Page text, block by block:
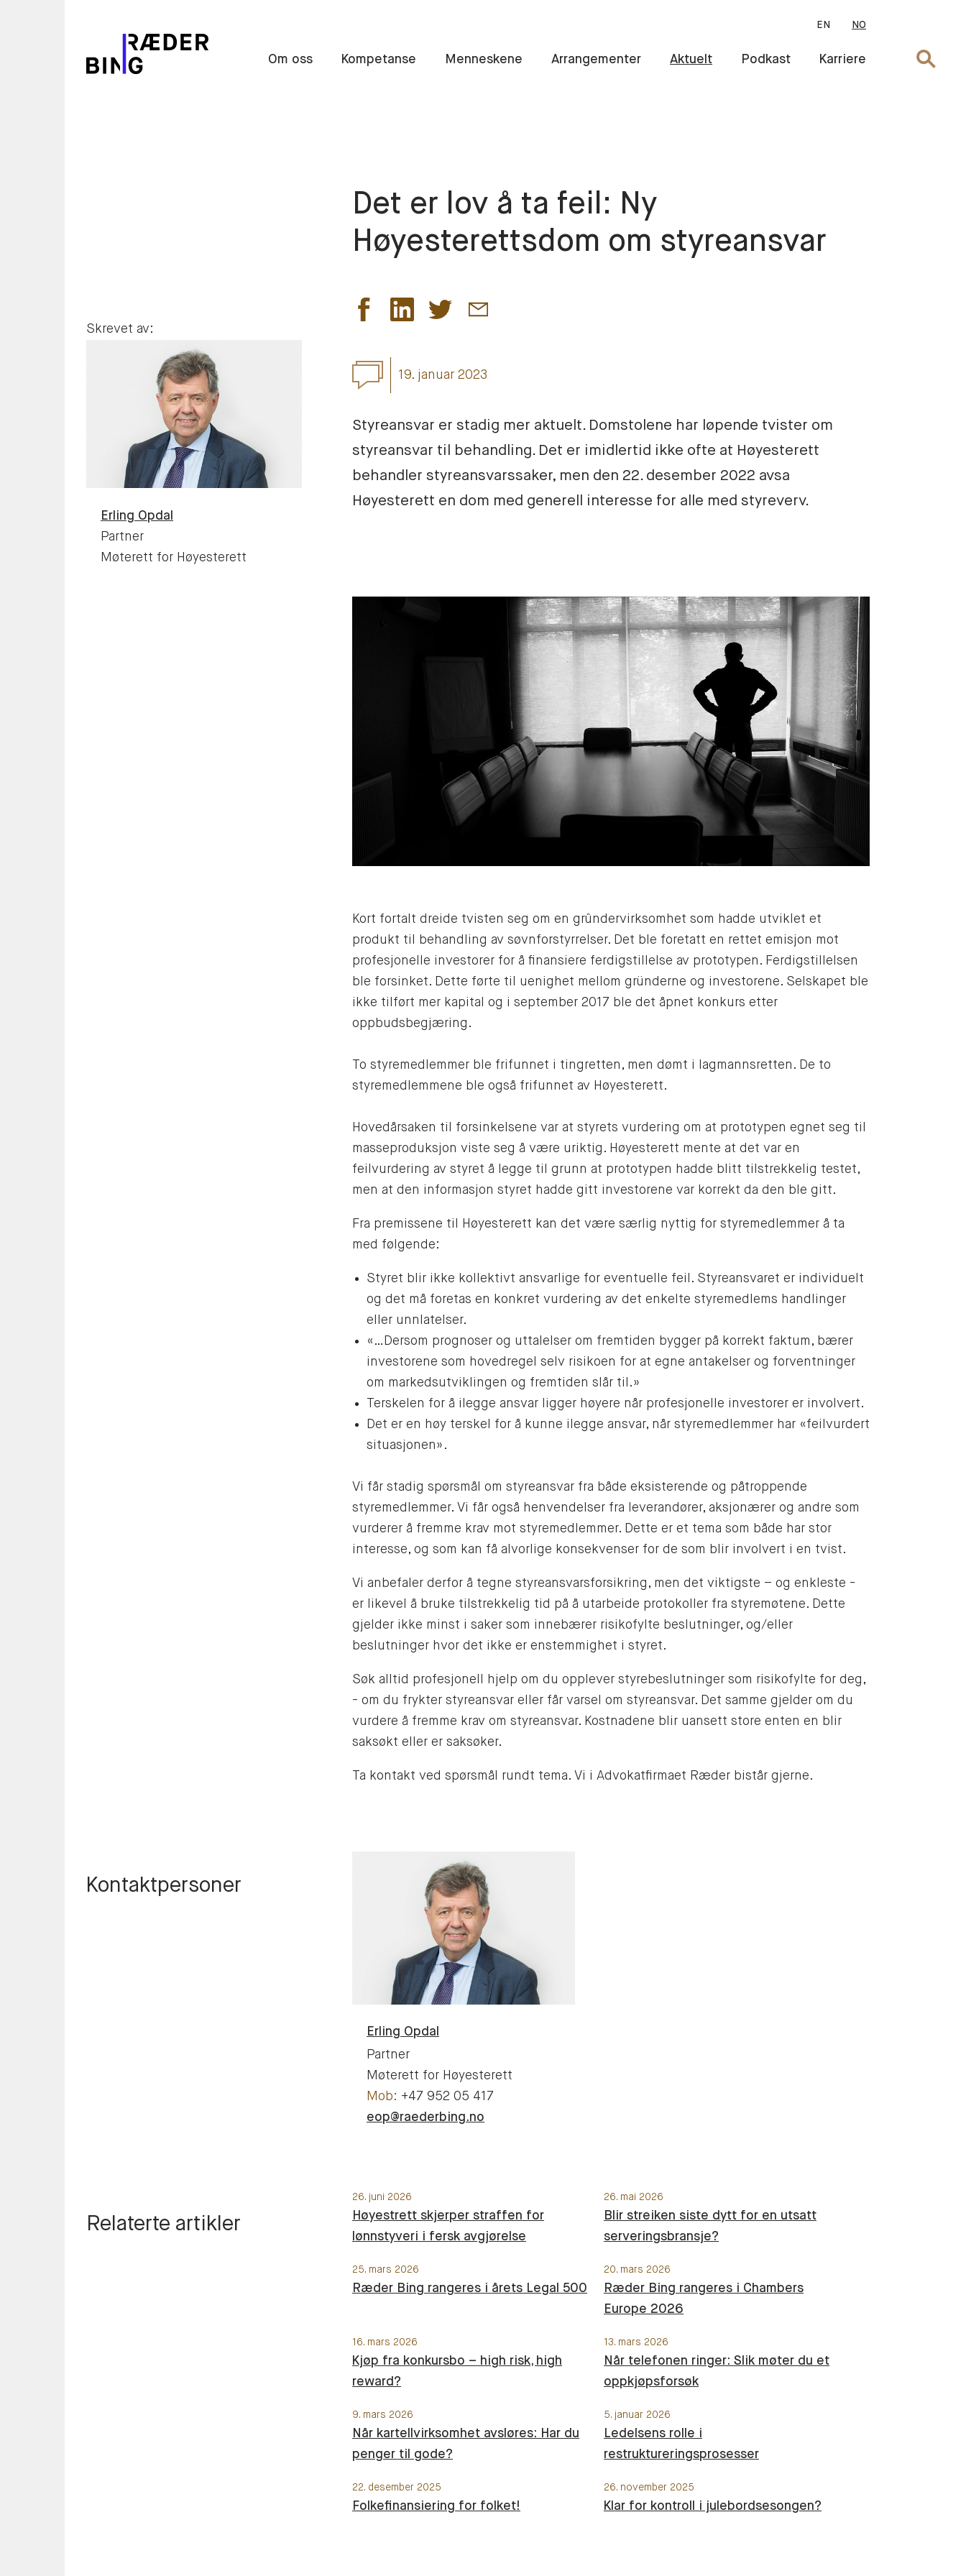
EN NO
Om oss Kompetanse Menneskene Arrangementer Aktuelt Podkast Karriere Søk
Det er lov å ta feil: Ny
Høyesterettsdom om styreansvar
19. januar 2023
Styreansvar er stadig mer aktuelt. Domstolene har løpende tvister om
styreansvar til behandling. Det er imidlertid ikke ofte at Høyesterett
behandler styreansvarssaker, men den 22. desember 2022 avsa
Høyesterett en dom med generell interesse for alle med styreverv.
Kort fortalt dreide tvisten seg om en grûndervirksomhet som hadde utviklet et
produkt til behandling av søvnforstyrrelser. Det ble foretatt en rettet emisjon mot
profesjonelle investorer for å finansiere ferdigstillelse av prototypen. Ferdigstillelsen
ble forsinket. Dette førte til uenighet mellom gründerne og investorene. Selskapet ble
ikke tilført mer kapital og i september 2017 ble det åpnet konkurs etter
oppbudsbegjæring.
To styremedlemmer ble frifunnet i tingretten, men dømt i lagmannsretten. De to
styremedlemmene ble også frifunnet av Høyesterett.
Hovedårsaken til forsinkelsene var at styrets vurdering om at prototypen egnet seg til
masseproduksjon viste seg å være uriktig. Høyesterett mente at det var en
feilvurdering av styret å legge til grunn at prototypen hadde blitt tilstrekkelig testet,
men at den informasjon styret hadde gitt investorene var korrekt da den ble gitt.
Fra premissene til Høyesterett kan det være særlig nyttig for styremedlemmer å ta
med følgende:
Styret blir ikke kollektivt ansvarlige for eventuelle feil. Styreansvaret er individuelt
og det må foretas en konkret vurdering av det enkelte styremedlems handlinger
eller unnlatelser.
«…Dersom prognoser og uttalelser om fremtiden bygger på korrekt faktum, bærer
investorene som hovedregel selv risikoen for at egne antakelser og forventninger
om markedsutviklingen og fremtiden slår til.»
Terskelen for å ilegge ansvar ligger høyere når profesjonelle investorer er involvert.
Det er en høy terskel for å kunne ilegge ansvar, når styremedlemmer har «feilvurdert
situasjonen».
Vi får stadig spørsmål om styreansvar fra både eksisterende og påtroppende
styremedlemmer. Vi får også henvendelser fra leverandører, aksjonærer og andre som
vurderer å fremme krav mot styremedlemmer. Dette er et tema som både har stor
interesse, og som kan få alvorlige konsekvenser for de som blir involvert i en tvist.
Vi anbefaler derfor å tegne styreansvarsforsikring, men det viktigste – og enkleste -
er likevel å bruke tilstrekkelig tid på å utarbeide protokoller fra styremøtene. Dette
gjelder ikke minst i saker som innebærer risikofylte beslutninger, og/eller
beslutninger hvor det ikke er enstemmighet i styret.
Søk alltid profesjonell hjelp om du opplever styrebeslutninger som risikofylte for deg,
- om du frykter styreansvar eller får varsel om styreansvar. Det samme gjelder om du
vurdere å fremme krav om styreansvar. Kostnadene blir uansett store enten en blir
saksøkt eller er saksøker.
Ta kontakt ved spørsmål rundt tema. Vi i Advokatfirmaet Ræder bistår gjerne.
Skrevet av:
Erling Opdal
Partner
Møterett for Høyesterett
Kontaktpersoner
Erling Opdal
Partner
Møterett for Høyesterett
+47 952 05 417
eop@raederbing.no
Relaterte artikler
26. juni 2026
Høyestrett skjerper straffen for
lønnstyveri i fersk avgjørelse
26. mai 2026
Blir streiken siste dytt for en utsatt
serveringsbransje?
25. mars 2026
Ræder Bing rangeres i årets Legal 500
20. mars 2026
Ræder Bing rangeres i Chambers
Europe 2026
16. mars 2026
Kjøp fra konkursbo – high risk, high
reward?
13. mars 2026
Når telefonen ringer: Slik møter du et
oppkjøpsforsøk
9. mars 2026
Når kartellvirksomhet avsløres: Har du
penger til gode?
5. januar 2026
Ledelsens rolle i
restruktureringsprosesser
22. desember 2025
Folkefinansiering for folket!
26. november 2025
Klar for kontroll i julebordsesongen?